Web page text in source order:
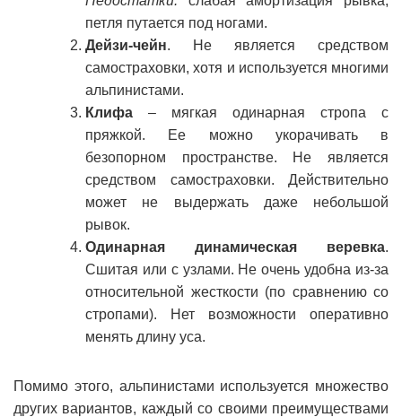
петля путается под ногами.
Дейзи-чейн. Не является средством
самостраховки, хотя и используется многими
альпинистами.
Клифа – мягкая одинарная стропа с
пряжкой. Ее можно укорачивать в
безопорном пространстве. Не является
средством самостраховки. Действительно
может не выдержать даже небольшой
рывок.
Одинарная динамическая веревка.
Сшитая или с узлами. Не очень удобна из-за
относительной жесткости (по сравнению со
стропами). Нет возможности оперативно
менять длину уса.
Помимо этого, альпинистами используется множество
других вариантов, каждый со своими преимуществами